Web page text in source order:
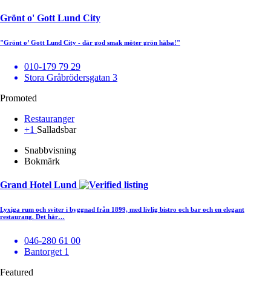
Grönt o' Gott Lund City
"Grönt o’ Gott Lund City - där god smak möter grön hälsa!"
010-179 79 29
Stora Gråbrödersgatan 3
Promoted
Restauranger
+1 Salladsbar
Snabbvisning
Bokmärk
Grand Hotel Lund
Lyxiga rum och sviter i byggnad från 1899, med livlig bistro och bar och en elegant
restaurang. Det här…
046-280 61 00
Bantorget 1
Featured